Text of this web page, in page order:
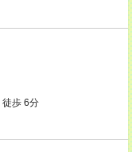
徒歩 6分